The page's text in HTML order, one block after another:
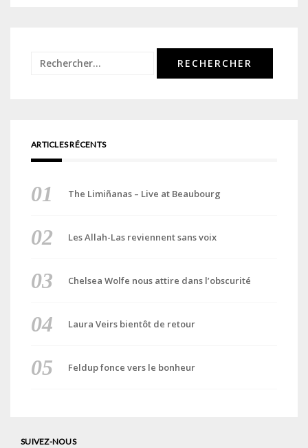
Rechercher :
ARTICLES RÉCENTS
The Limiñanas – Live at Beaubourg
Les Allah-Las reviennent sans voix
Chelsea Wolfe nous attire dans l’obscurité
Laura Veirs bientôt de retour
Feldup fonce vers le bonheur
SUIVEZ-NOUS